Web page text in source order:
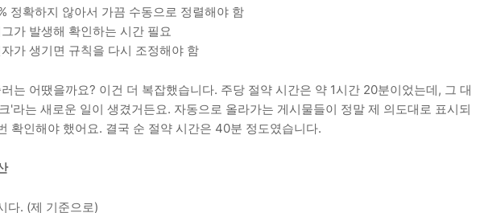
정확하지 않아서 가끔 수동으로 정렬해야 함
가 발생해 확인하는 시간 필요
가 생기면 규칙을 다시 조정해야 함
는 어땠을까요? 이건 더 복잡했습니다. 주당 절약 시간은 약 1시간 20분이었는데, 그 대
'라는 새로운 일이 생겼거든요. 자동으로 올라가는 게시물들이 정말 제 의도대로 표시되
확인해야 했어요. 결국 순 절약 시간은 40분 정도였습니다.
다. (제 기준으로)